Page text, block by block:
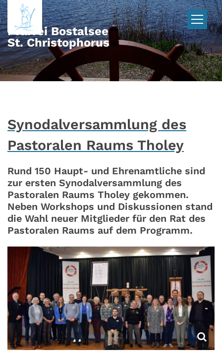
Zum Inhalt springen
Pfarrei Bostalsee
St. Christophorus
Synodalversammlung des
Pastoralen Raums Tholey
Rund 150 Haupt- und Ehrenamtliche sind
zur ersten Synodalversammlung des
Pastoralen Raums Tholey gekommen.
Neben Workshops und Diskussionen stand
die Wahl neuer Mitglieder für den Rat des
Pastoralen Raums auf dem Programm.